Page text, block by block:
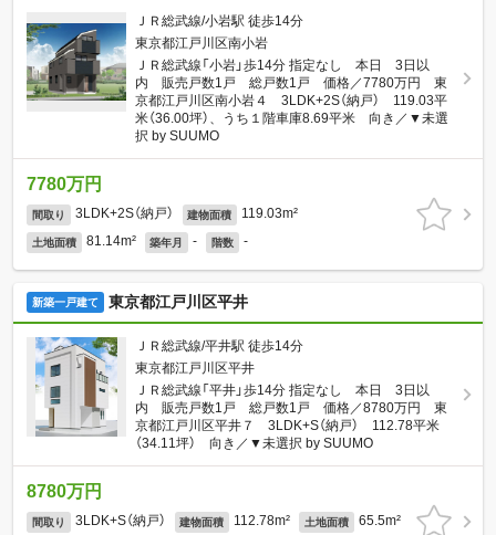
ＪＲ総武線/小岩駅 徒歩14分
東京都江戸川区南小岩
ＪＲ総武線「小岩」歩14分 指定なし 本日 3日以
内 販売戸数1戸 総戸数1戸 価格／7780万円 東
京都江戸川区南小岩４ 3LDK+2S（納戸） 119.03平
米（36.00坪）、うち１階車庫8.69平米 向き／▼未選
択 by SUUMO
7780万円
間取り 3LDK+2S（納戸） 建物面積 119.03m²
土地面積 81.14m² 築年月 - 階数 -
新築一戸建て 東京都江戸川区平井
ＪＲ総武線/平井駅 徒歩14分
東京都江戸川区平井
ＪＲ総武線「平井」歩14分 指定なし 本日 3日以
内 販売戸数1戸 総戸数1戸 価格／8780万円 東
京都江戸川区平井７ 3LDK+S（納戸） 112.78平米
（34.11坪） 向き／▼未選択 by SUUMO
8780万円
間取り 3LDK+S（納戸） 建物面積 112.78m² 土地面積 65.5m²